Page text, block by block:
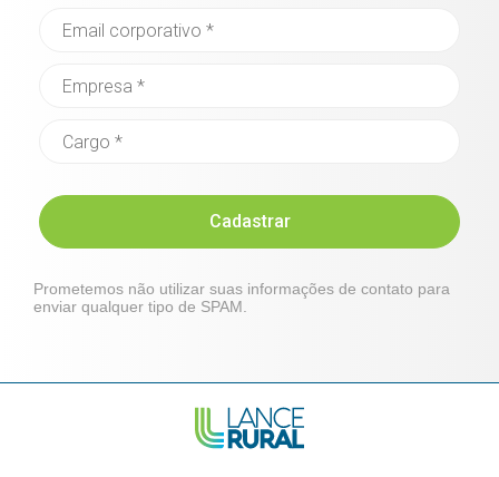
Cadastrar
Prometemos não utilizar suas informações de contato para
enviar qualquer tipo de SPAM.